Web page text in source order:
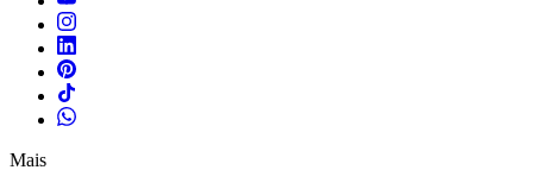
Mais